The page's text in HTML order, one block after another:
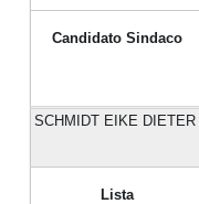
Candidato Sindaco
SCHMIDT EIKE DIETER
Lista